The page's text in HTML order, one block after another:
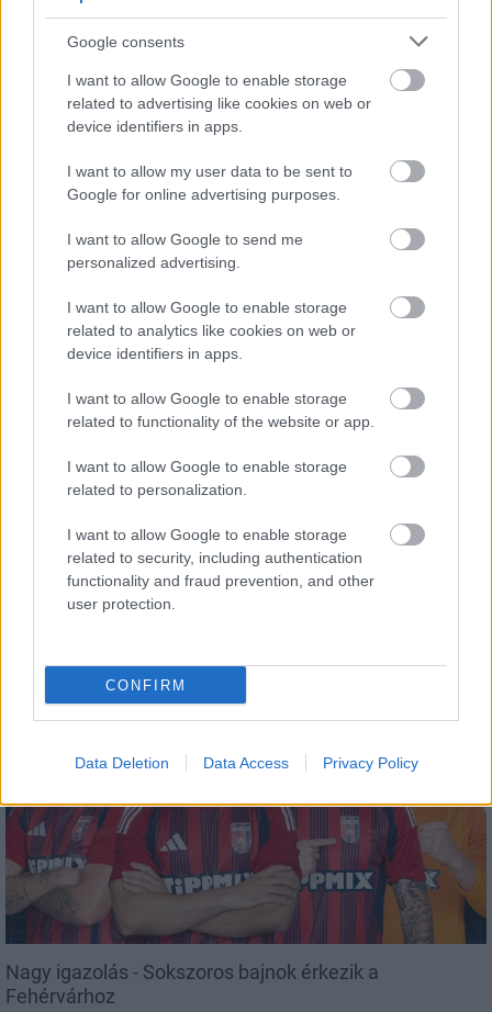
Google consents
I want to allow Google to enable storage
related to advertising like cookies on web or
device identifiers in apps.
I want to allow my user data to be sent to
Google for online advertising purposes.
I want to allow Google to send me
personalized advertising.
I want to allow Google to enable storage
related to analytics like cookies on web or
device identifiers in apps.
I want to allow Google to enable storage
related to functionality of the website or app.
I want to allow Google to enable storage
related to personalization.
I want to allow Google to enable storage
related to security, including authentication
functionality and fraud prevention, and other
user protection.
CONFIRM
Data Deletion Data Access Privacy Policy
iskoláját
Látványos építési szakasz indult be a
Flórián téri felüljárón
mérföldköve a felülvizsgálat
árnyékában?
AJÁNLJUK MÉG
felülvizsgálat árnyékában?
Nagy igazolás - Sokszoros bajnok érkezik a
Fehérvárhoz